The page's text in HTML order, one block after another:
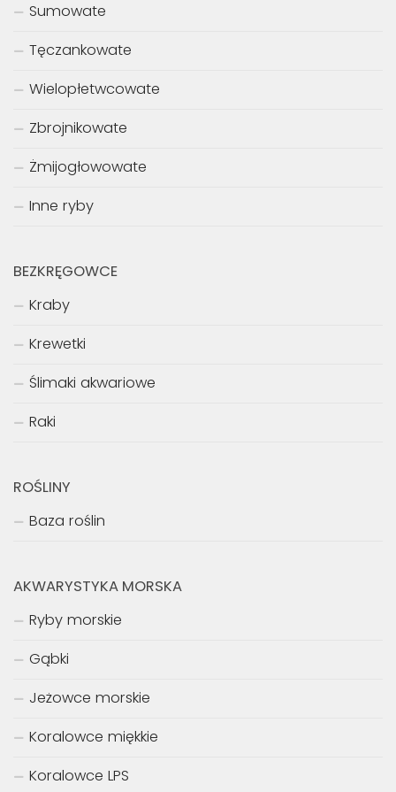
Sumowate
Tęczankowate
Wielopłetwcowate
Zbrojnikowate
Żmijogłowowate
Inne ryby
BEZKRĘGOWCE
Kraby
Krewetki
Ślimaki akwariowe
Raki
ROŚLINY
Baza roślin
AKWARYSTYKA MORSKA
Ryby morskie
Gąbki
Jeżowce morskie
Koralowce miękkie
Koralowce LPS